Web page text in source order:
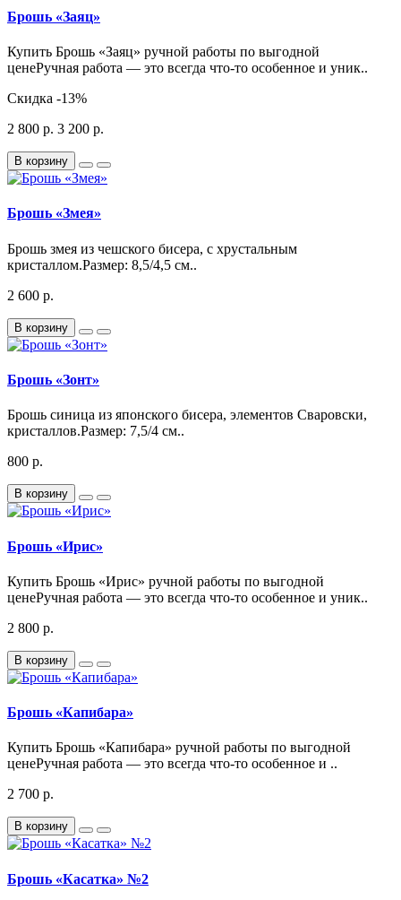
Брошь «Заяц»
Купить Брошь «Заяц» ручной работы по выгодной
ценеРучная работа — это всегда что-то особенное и уник..
Скидка -13%
2 800 р. 3 200 р.
В корзину
Брошь «Змея»
Брошь змея из чешского бисера, с хрустальным
кристаллом.Размер: 8,5/4,5 см..
2 600 р.
В корзину
Брошь «Зонт»
Брошь синица из японского бисера, элементов Сваровски,
кристаллов.Размер: 7,5/4 см..
800 р.
В корзину
Брошь «Ирис»
Купить Брошь «Ирис» ручной работы по выгодной
ценеРучная работа — это всегда что-то особенное и уник..
2 800 р.
В корзину
Брошь «Капибара»
Купить Брошь «Капибара» ручной работы по выгодной
ценеРучная работа — это всегда что-то особенное и ..
2 700 р.
В корзину
Брошь «Касатка» №2